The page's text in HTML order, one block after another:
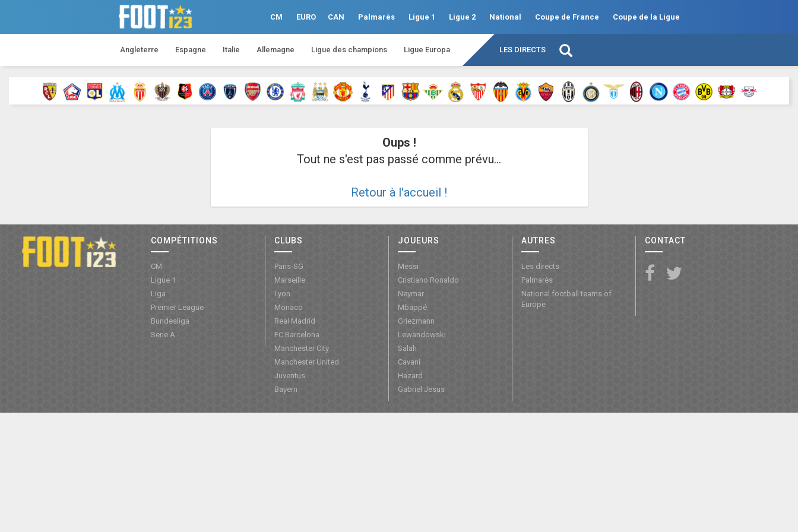
CM EURO CAN Palmarès Ligue 1 Ligue 2 National Coupe de France Coupe de la Ligue
Angleterre Espagne Italie Allemagne Ligue des champions Ligue Europa LES DIRECTS
Oups !
Tout ne s'est pas passé comme prévu...
Retour à l'accueil !
COMPÉTITIONS
CM
Ligue 1
Liga
Premier League
Bundesliga
Serie A
CLUBS
Paris-SG
Marseille
Lyon
Monaco
Real Madrid
FC Barcelona
Manchester City
Manchester United
Juventus
Bayern
JOUEURS
Messi
Cristiano Ronaldo
Neymar
Mbappé
Griezmann
Lewandowski
Salah
Cavani
Hazard
Gabriel Jesus
AUTRES
Les directs
Palmarès
National football teams of
Europe
CONTACT